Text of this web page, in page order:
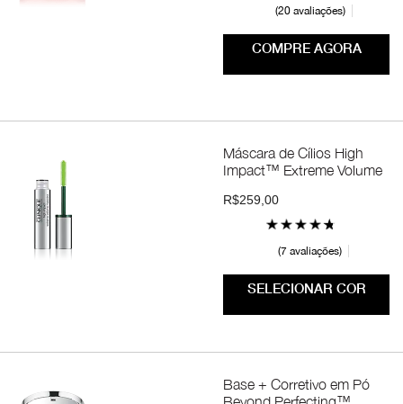
20 avaliações
COMPRE AGORA
Máscara de Cílios High
Impact™ Extreme Volume
R$259,00
7 avaliações
SELECIONAR COR
Base + Corretivo em Pó